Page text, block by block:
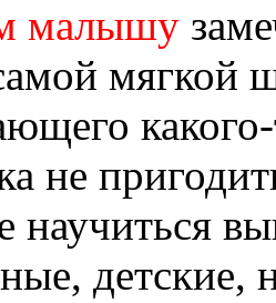
малышу
мягкой
не
детские,